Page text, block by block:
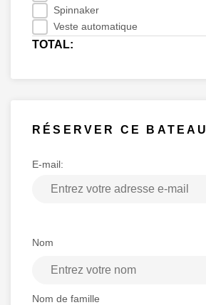
Spinnaker
Veste automatique
TOTAL:
RÉSERVER CE BATEAU
E-mail:
Nom
Nom de famille